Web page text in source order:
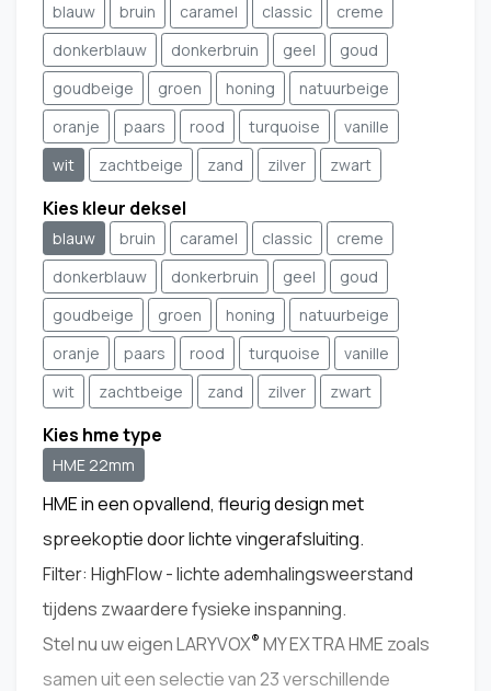
blauw bruin caramel classic
creme
donkerblauw
donkerbruin geel
goud
goudbeige
groen honing
natuurbeige
oranje
paars rood turquoise
vanille
wit
zachtbeige zand zilver zwart
Kies kleur deksel
blauw bruin caramel classic
creme
donkerblauw
donkerbruin geel
goud
goudbeige
groen honing
natuurbeige
oranje
paars rood turquoise
vanille
wit
zachtbeige zand zilver zwart
Kies hme type
HME 22mm
HME in een opvallend, fleurig design met
spreekoptie door lichte vingerafsluiting.
Filter: HighFlow - lichte ademhalingsweerstand
tijdens zwaardere fysieke inspanning.
Stel nu uw eigen LARYVOX® MY EXTRA HME zoals
samen uit een selectie van 23 verschillende